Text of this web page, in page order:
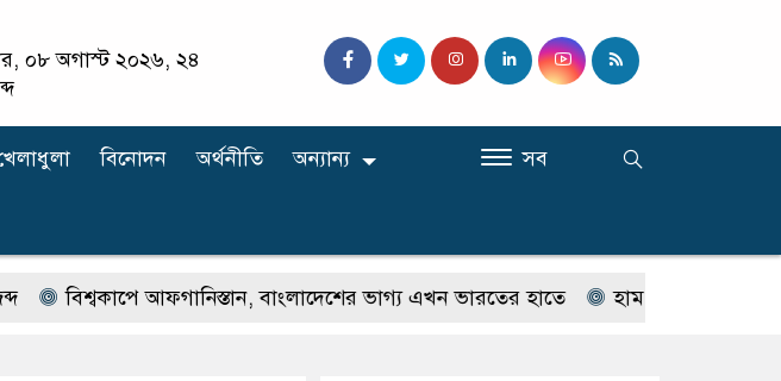
০৮ অগাস্ট ২০২৬, ২৪
বিনোদন অর্থনীতি অন্যান্য সব
আফগানিস্তান, বাংলাদেশের ভাগ্য এখন ভারতের হাতে হাম ও হামের উপসর্গ নিয়ে